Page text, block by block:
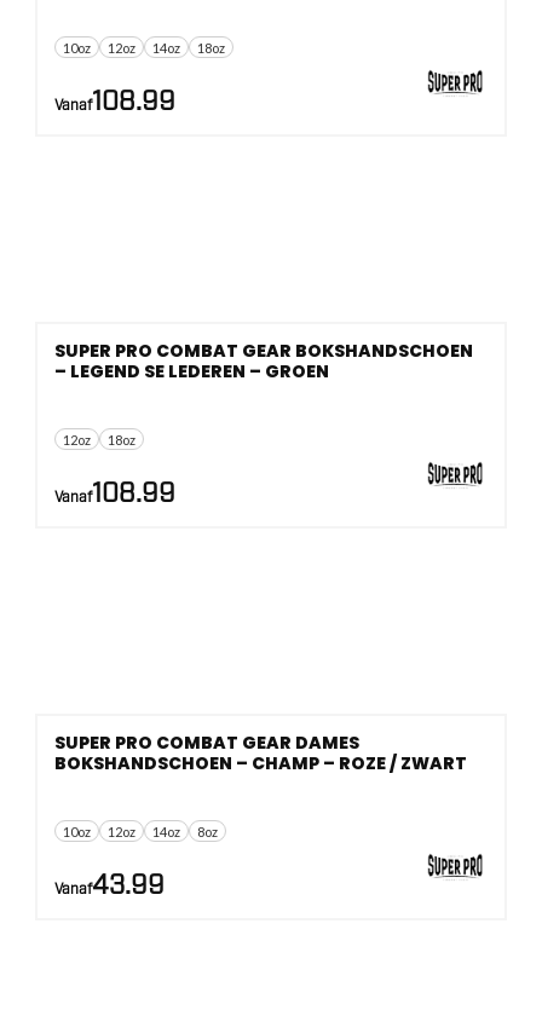
10oz 12oz 14oz 18oz
Vanaf108.99
12oz 18oz
SUPER PRO COMBAT GEAR BOKSHANDSCHOEN
– LEGEND SE LEDEREN – GROEN
Vanaf108.99
10oz 12oz 14oz 8oz
SUPER PRO COMBAT GEAR DAMES
BOKSHANDSCHOEN – CHAMP – ROZE / ZWART
Vanaf43.99